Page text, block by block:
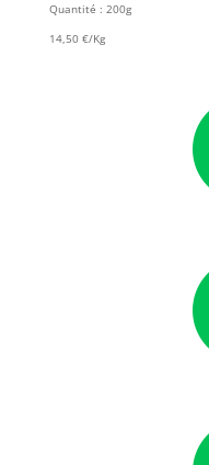
Quantité : 200g
14,50 €/Kg